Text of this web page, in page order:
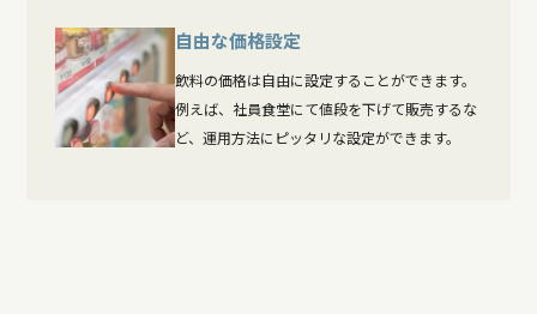
自由な価格設定
飲料の価格は自由に設定することができます。
例えば、社員食堂にて値段を下げて販売するな
ど、運用方法にピッタリな設定ができます。